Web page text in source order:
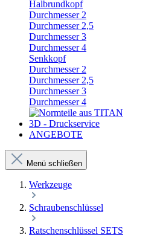
Halbrundkopf
Durchmesser 2
Durchmesser 2,5
Durchmesser 3
Durchmesser 4
Senkkopf
Durchmesser 2
Durchmesser 2,5
Durchmesser 3
Durchmesser 4
3D - Druckservice
ANGEBOTE
Menü schließen
Werkzeuge
Schraubenschlüssel
Ratschenschlüssel SETS